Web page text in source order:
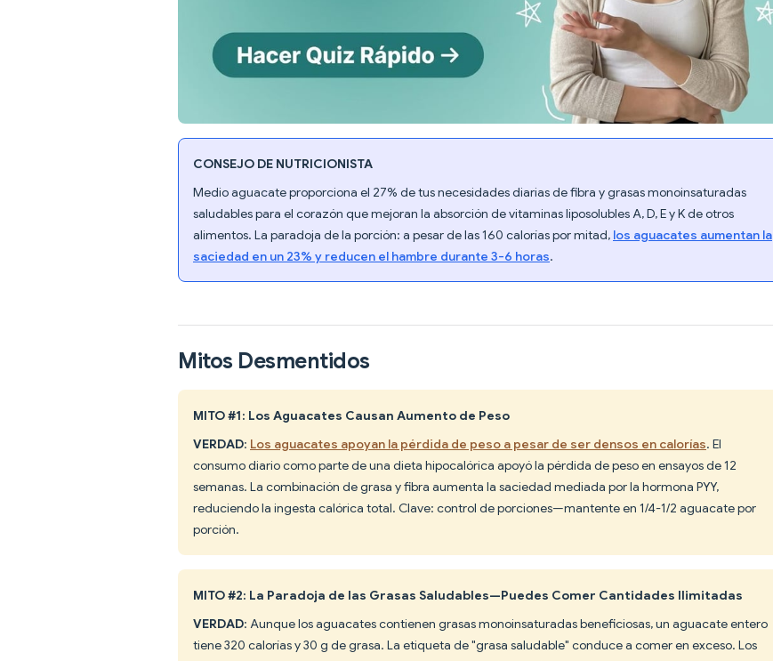
CONSEJO DE NUTRICIONISTA
Medio aguacate proporciona el 27% de tus necesidades diarias de fibra y grasas monoinsaturadas
saludables para el corazón que mejoran la absorción de vitaminas liposolubles A, D, E y K de otros
alimentos. La paradoja de la porción: a pesar de las 160 calorías por mitad, los aguacates aumentan la
saciedad en un 23% y reducen el hambre durante 3-6 horas.
Mitos Desmentidos
MITO #1: Los Aguacates Causan Aumento de Peso
VERDAD: Los aguacates apoyan la pérdida de peso a pesar de ser densos en calorías. El
consumo diario como parte de una dieta hipocalórica apoyó la pérdida de peso en ensayos de 12
semanas. La combinación de grasa y fibra aumenta la saciedad mediada por la hormona PYY,
reduciendo la ingesta calórica total. Clave: control de porciones—mantente en 1/4-1/2 aguacate por
porción.
MITO #2: La Paradoja de las Grasas Saludables—Puedes Comer Cantidades Ilimitadas
VERDAD: Aunque los aguacates contienen grasas monoinsaturadas beneficiosas, un aguacate entero
tiene 320 calorías y 30 g de grasa. La etiqueta de "grasa saludable" conduce a comer en exceso. Los